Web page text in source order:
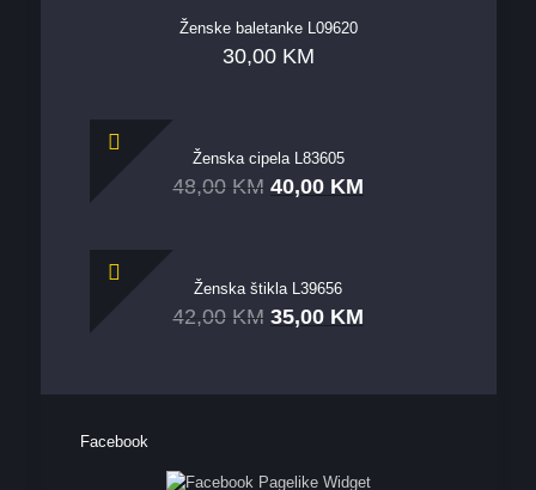
Ženske baletanke L09620
30,00 KM
Ženska cipela L83605
48,00 KM 40,00 KM
Ženska štikla L39656
42,00 KM 35,00 KM
Facebook